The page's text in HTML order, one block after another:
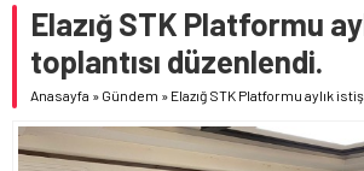
Elazığ STK Platformu
toplantısı düzenlendi.
Anasayfa » Gündem » Elazığ STK Platformu aylık